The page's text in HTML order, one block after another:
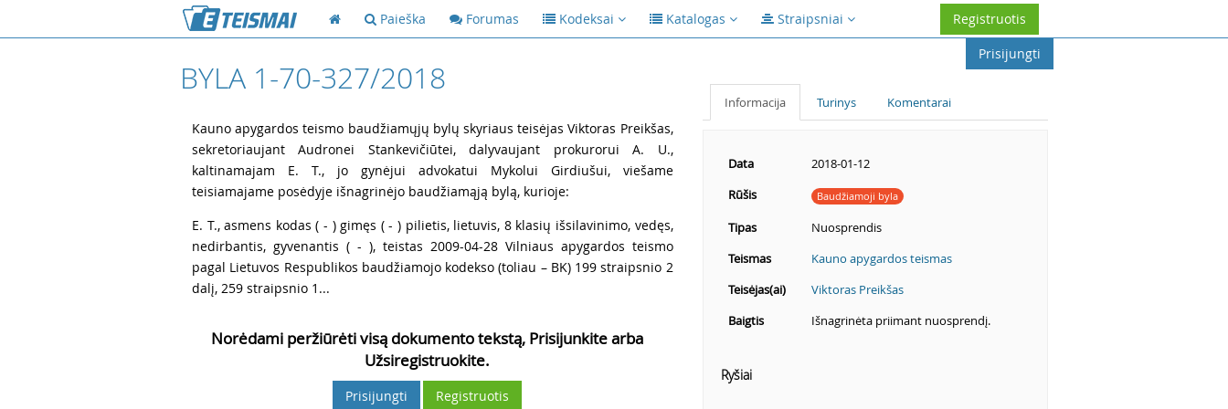
Paieška Forumas Kodeksai Katalogas Straipsniai
Registruotis
Prisijungti
BYLA 1-70-327/2018
Kauno apygardos teismo baudžiamųjų bylų skyriaus teisėjas Viktoras Preikšas,
sekretoriaujant Audronei Stankevičiūtei, dalyvaujant prokurorui A. U.,
kaltinamajam E. T., jo gynėjui advokatui Mykolui Girdiušui, viešame
teisiamajame posėdyje išnagrinėjo baudžiamąją bylą, kurioje:
E. T., asmens kodas ( - ) gimęs ( - ) pilietis, lietuvis, 8 klasių išsilavinimo, vedęs,
nedirbantis, gyvenantis ( - ), teistas 2009-04-28 Vilniaus apygardos teismo
pagal Lietuvos Respublikos baudžiamojo kodekso (toliau – BK) 199 straipsnio 2
dalį, 259 straipsnio 1...
Norėdami peržiūrėti visą dokumento tekstą, Prisijunkite arba
Užsiregistruokite.
Prisijungti Registruotis
Informacija Turinys Komentarai
Data
2018-01-12
Rūšis
Baudžiamoji byla
Tipas
Nuosprendis
Teismas
Kauno apygardos teismas
Teisėjas(ai)
Viktoras Preikšas
Baigtis
Išnagrinėta priimant nuosprendį.
Ryšiai